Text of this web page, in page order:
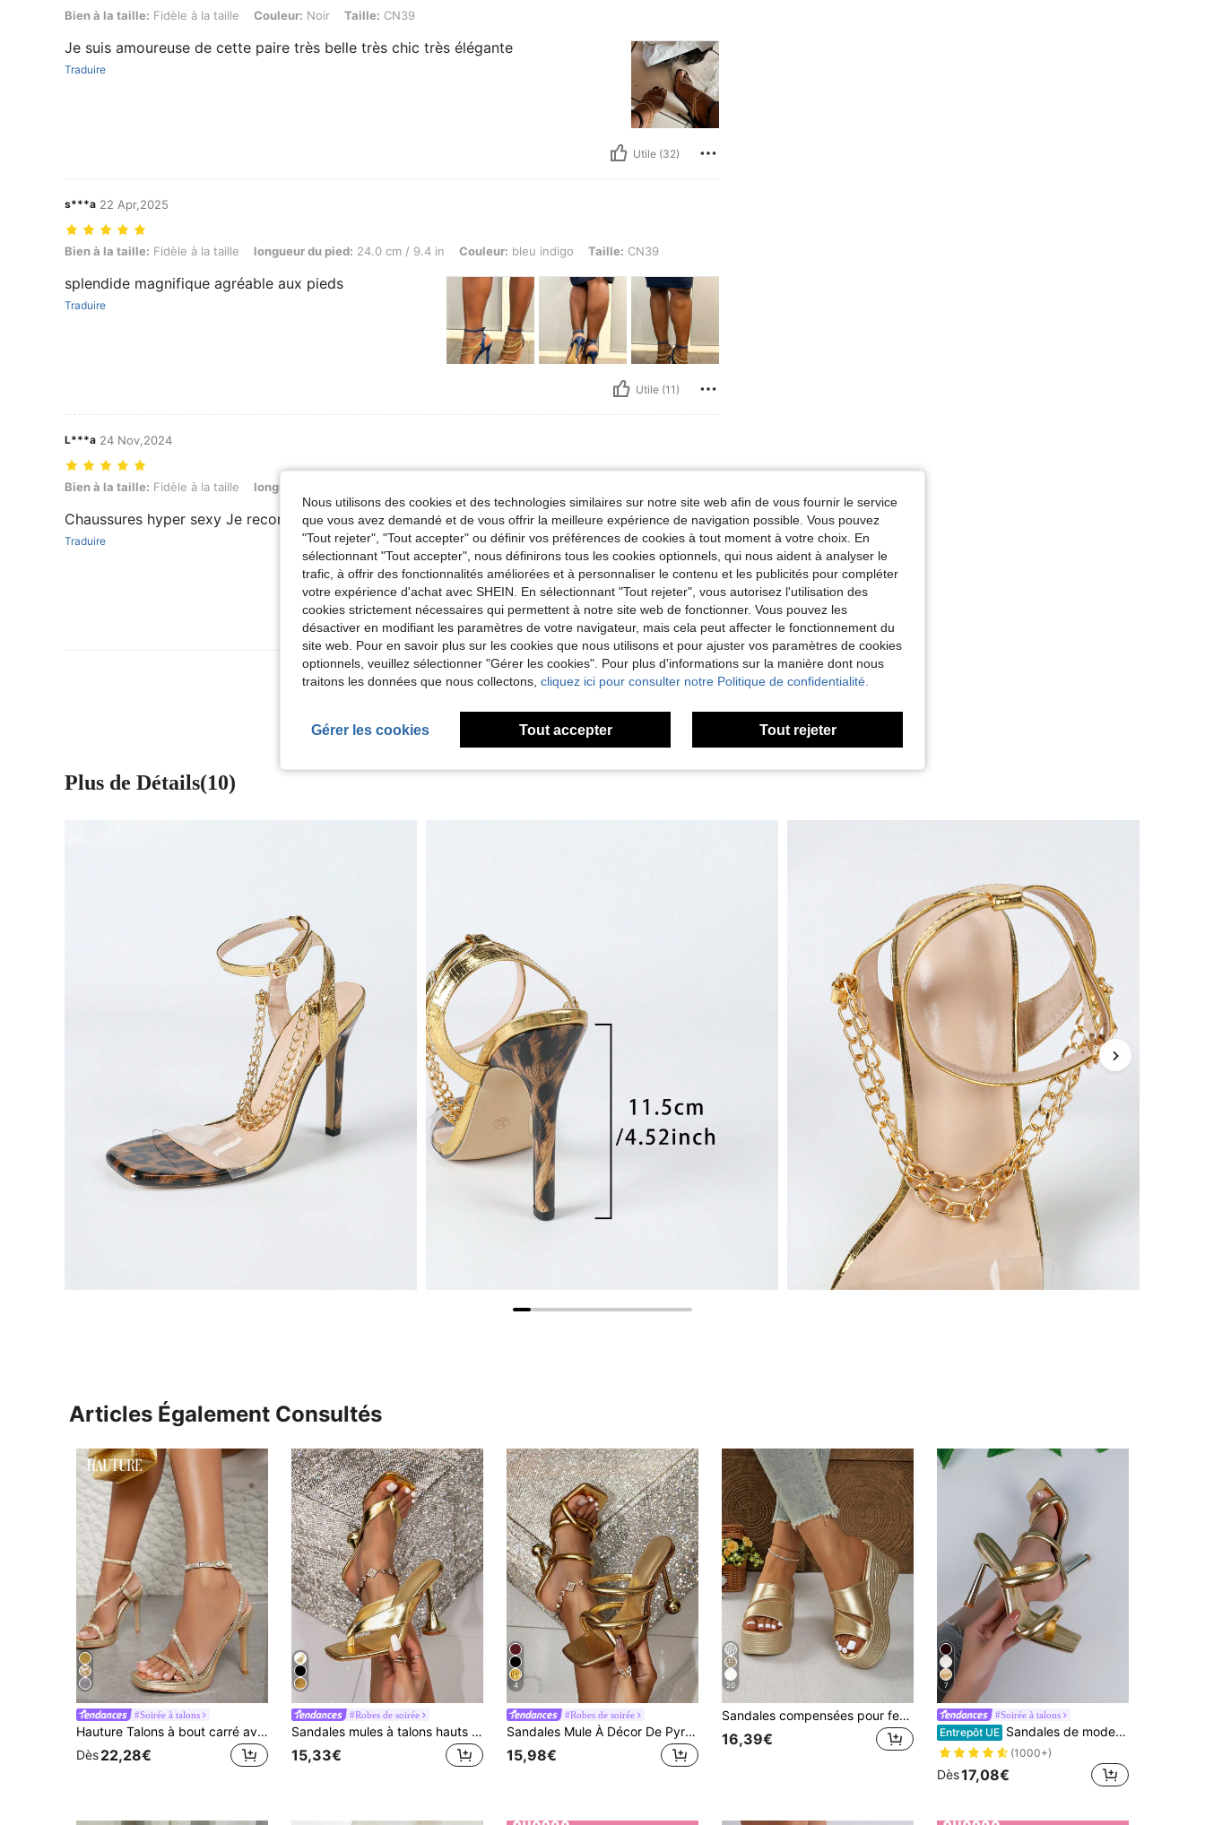
Bien à la taille: Fidèle à la taille, Couleur: Noir, Taille: CN39
Bien à la taille: Fidèle à la taille Couleur: Noir Taille: CN39
Je suis amoureuse de cette paire très belle très chic très élégante
Traduire
Utile (32)
s***a 22 Apr,2025
Bien à la taille: Fidèle à la taille, longueur du pied: 24.0 cm / 9.4 in, Couleur: bleu indigo, Taille: CN39
Bien à la taille: Fidèle à la taille longueur du pied: 24.0 cm / 9.4 in Couleur: bleu indigo Taille: CN39
splendide magnifique agréable aux pieds
Traduire
Utile (11)
L***a 24 Nov,2024
Bien à la taille: Fidèle à la taille, longueur du pied: 25.0 cm / 9.8 in, Couleur: Bleu azur, Taille: CN41
Bien à la taille: Fidèle à la taille longueur du pied:
Chaussures hyper sexy Je recommande Foncez les filles
Traduire
Utile (4)
Voir Plus D'avis
Plus de Détails(10)
Articles Également Consultés
#Soirée à talons
Hauture Talons à bout carré avec fermeture à la cheville, sangles ornées de strass, pour mariage, soirée, Halloween, Noël, automne, hiver et Saint-Valentin
Dès22,28€
#Robes de soirée
Sandales mules à talons hauts avec décoration en pyramide dorée pour femmes, élégantes sandales plateforme de soirée
15,33€
4
#Robes de soirée
Sandales Mule À Décor De Pyramide Dorée Pour Femmes, Magnifiques Talons Hauts Pour Soirée
15,98€
20
Sandales compensées pour femmes, avec semelle épaisse, style Glissant, bout ouvert. Chaussures d'été mode décontractée pour porter en extérieur, avec double bride
16,39€
7
#Soirée à talons
Entrepôt UE Sandales de mode à talons hauts pour femmes, bout carré de couleur unie
(1000+)
Dès17,08€
Nous utilisons des cookies et des technologies similaires sur notre site web afin de vous fournir le service
que vous avez demandé et de vous offrir la meilleure expérience de navigation possible. Vous pouvez
"Tout rejeter", "Tout accepter" ou définir vos préférences de cookies à tout moment à votre choix. En
sélectionnant "Tout accepter", nous définirons tous les cookies optionnels, qui nous aident à analyser le
trafic, à offrir des fonctionnalités améliorées et à personnaliser le contenu et les publicités pour compléter
votre expérience d'achat avec SHEIN. En sélectionnant "Tout rejeter", vous autorisez l'utilisation des
cookies strictement nécessaires qui permettent à notre site web de fonctionner. Vous pouvez les
désactiver en modifiant les paramètres de votre navigateur, mais cela peut affecter le fonctionnement du
site web. Pour en savoir plus sur les cookies que nous utilisons et pour ajuster vos paramètres de cookies
optionnels, veuillez sélectionner "Gérer les cookies". Pour plus d'informations sur la manière dont nous
traitons les données que nous collectons, cliquez ici pour consulter notre Politique de confidentialité.
Gérer les cookies Tout accepter Tout rejeter